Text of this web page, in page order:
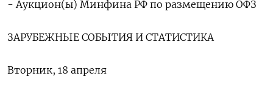
- Аукцион(ы) Минфина РФ по размещению ОФЗ
ЗАРУБЕЖНЫЕ СОБЫТИЯ И СТАТИСТИКА
Вторник, 18 апреля